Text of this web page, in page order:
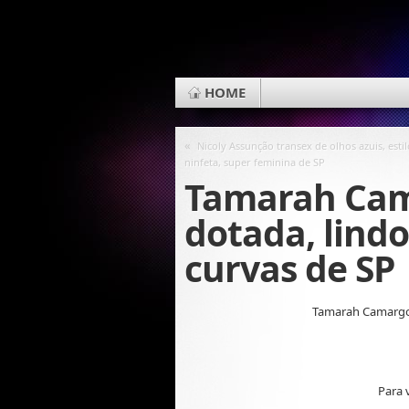
HOME
« Nicoly Assunção transex de olhos azuis,
ninfeta, super feminina de SP
Tamarah
dotada,
curvas de SP
Tamarah
Para